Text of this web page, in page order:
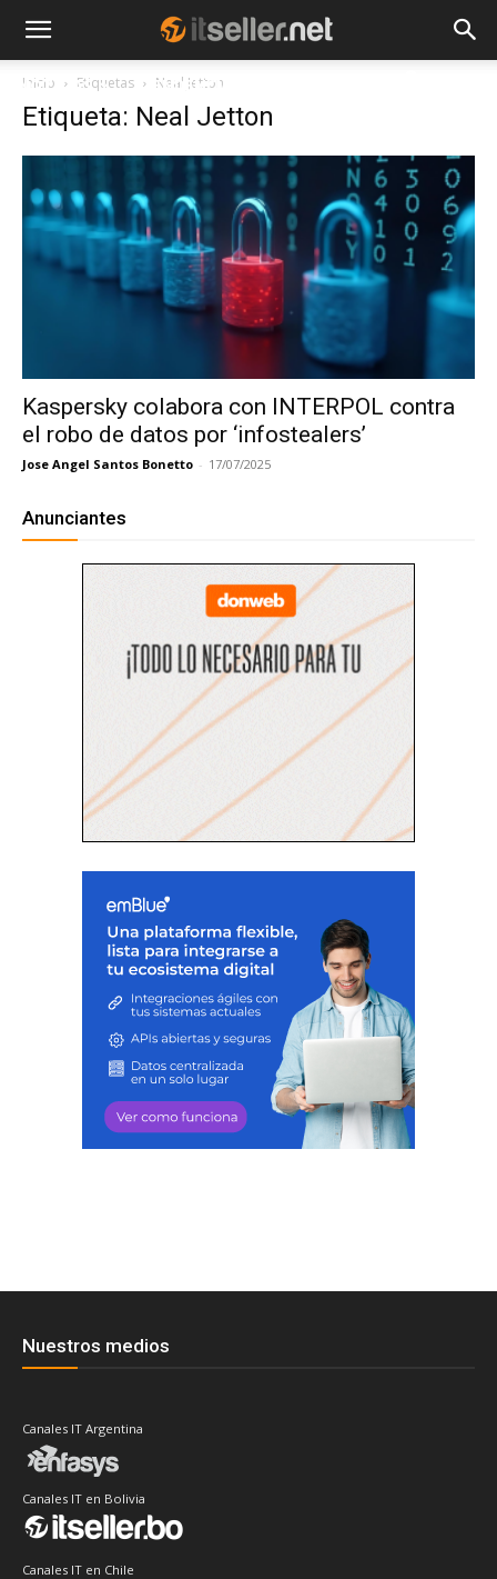
NOTICIAS TENDENCIAS
Inicio Etiquetas Neal Jetton
Etiqueta: Neal Jetton
Kaspersky colabora con INTERPOL contra
el robo de datos por ‘infostealers’
Jose Angel Santos Bonetto - 17/07/2025
Anunciantes
Nuestros medios
Canales IT Argentina
Canales IT en Bolivia
Canales IT en Chile